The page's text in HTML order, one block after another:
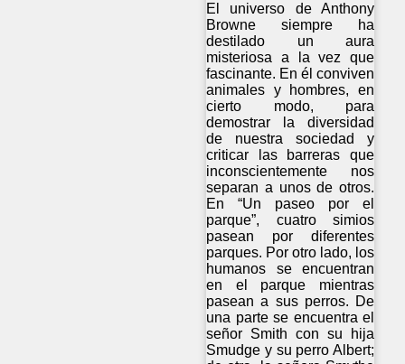
El universo de Anthony
Browne siempre ha
destilado un aura
misteriosa a la vez que
fascinante. En él conviven
animales y hombres, en
cierto modo, para
demostrar la diversidad
de nuestra sociedad y
criticar las barreras que
inconscientemente nos
separan a unos de otros.
En “Un paseo por el
parque”, cuatro simios
pasean por diferentes
parques. Por otro lado, los
humanos se encuentran
en el parque mientras
pasean a sus perros. De
una parte se encuentra el
señor Smith con su hija
Smudge y su perro Albert;